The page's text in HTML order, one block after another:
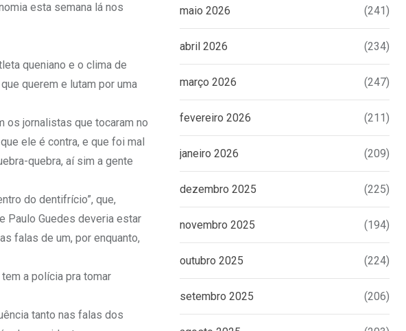
esta semana lá nos
queniano e o clima de
querem e lutam por uma
os jornalistas que tocaram no
ele é contra, e que foi mal
quebra, aí sim a gente
do dentifrício”, que,
Paulo Guedes deveria estar
falas de um, por enquanto,
a polícia pra tomar
tanto nas falas dos
maio 2026 (241)
abril 2026 (234)
março 2026 (247)
fevereiro 2026 (211)
janeiro 2026 (209)
dezembro 2025 (225)
novembro 2025 (194)
outubro 2025 (224)
setembro 2025 (206)